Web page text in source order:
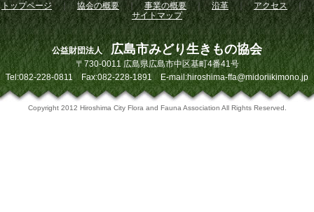
トップページ｜ 協会の概要｜ 事業の概要 ｜沿革 ｜アクセス｜
サイトマップ
公益財団法人広島市みどり生きもの協会
〒730-0011 広島県広島市中区基町4番41号
Tel:082-228-0811 Fax:082-228-1891 E-mail:hiroshima-ffa@midoriikimono.jp
Copyright 2012 Hiroshima City Flora and Fauna Association All Rights Reserved.